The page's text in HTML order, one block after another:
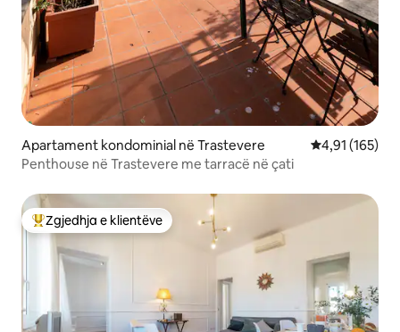
Apartament kondominial në Trastevere Vlerësimi
4,91 (165)
Penthouse në Trastevere me tarracë në çati
Më të mirat e zgjedhjeve të klientëve
Zgjedhja e klientëve